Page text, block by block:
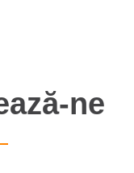
ne